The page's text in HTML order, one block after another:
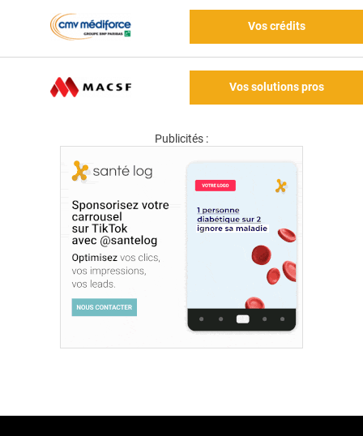
Vos crédits
Vos solutions pros
Publicités :